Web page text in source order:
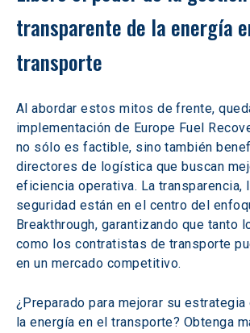
transparente de la energía
transporte
Al abordar estos mitos de frente,
implementación de Europe Fuel
no sólo es factible, sino también
directores de logística que buscan
eficiencia operativa. La transparencia,
seguridad están en el centro del
Breakthrough, garantizando que tanto
como los contratistas de transporte
en un mercado competitivo.
¿Preparado para mejorar su
la energía en el transporte? Obtenga